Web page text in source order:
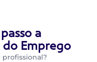
a
Emprego
profissional?